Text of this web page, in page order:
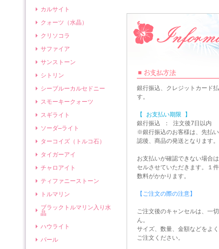
カルサイト
クォーツ（水晶）
クリソコラ
サファイア
サンストーン
シトリン
シーブルーカルセドニー
スモーキークォーツ
スギライト
ソーダ―ライト
ターコイズ（トルコ石）
タイガーアイ
チャロアイト
ティファニーストーン
トルマリン
ブラックトルマリン入り水
晶
ハウライト
パール
銀行振込、クレジットカード
す。
【 お支払い期限 】
銀行振込 ： 注文後7日以内
※銀行振込のお客様は、先払
認後、商品の発送となります。
お支払いが確認できない場合
セルさせていただきます。１
数料がかかります。
【ご注文の際の注意】
ご注文後のキャンセルは、一
ん。
サイズ、数量、金額などをよ
ご注文ください。